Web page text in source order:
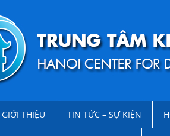
GIỚI THIỆU TIN TỨC – SỰ KIỆN